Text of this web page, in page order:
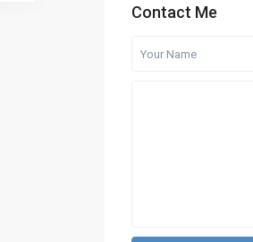
Contact Me